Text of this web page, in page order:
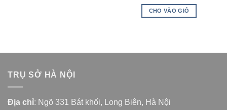
CHO VÀO GIỎ
TRỤ SỞ HÀ NỘI
Địa chỉ: Ngõ 331 Bát khối, Long Biên, Hà Nội